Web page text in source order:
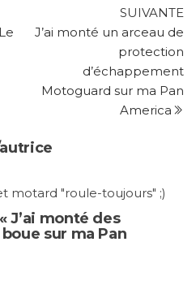
SUIVANTE
J’ai monté un arceau de
protection
d’échappement
Motoguard sur ma Pan
America
motard "roule-toujours" ;)
J’ai monté des
sur ma Pan